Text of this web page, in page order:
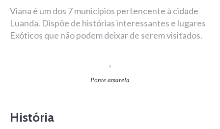
Viana é um dos 7 municípios pertencente à cidade
Luanda. Dispõe de histórias interessantes e lugares
Exóticos que não podem deixar de serem visitados.
Ponte amarela
História